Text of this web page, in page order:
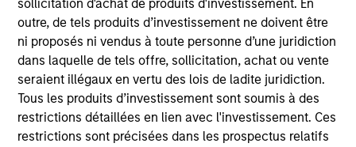
sollicitation d'achat de produits d'investissement. En
outre, de tels produits d’investissement ne doivent être
ni proposés ni vendus à toute personne d’une juridiction
dans laquelle de tels offre, sollicitation, achat ou vente
seraient illégaux en vertu des lois de ladite juridiction.
Tous les produits d’investissement sont soumis à des
restrictions détaillées en lien avec l'investissement. Ces
restrictions sont précisées dans les prospectus relatifs